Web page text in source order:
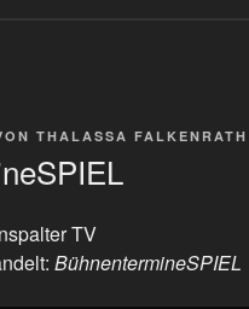
THALASSA FALKENRATH
TV
BühnentermineSPIEL